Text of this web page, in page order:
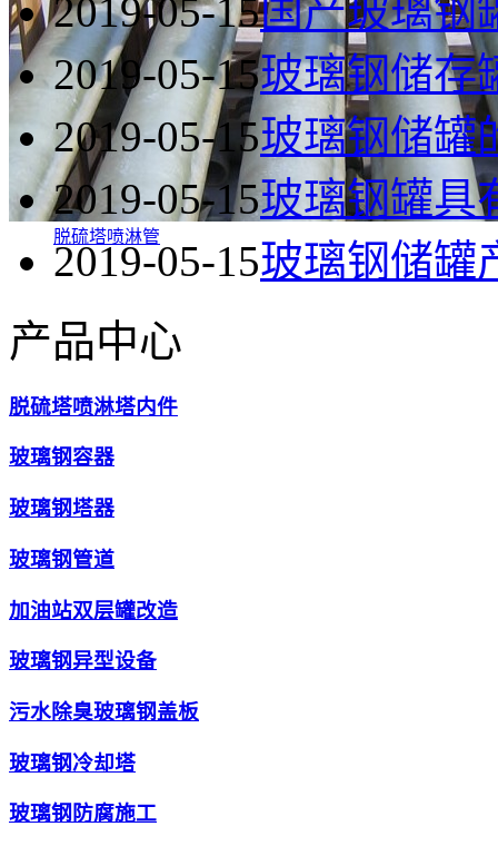
脱硫塔喷淋管
2019-05-15国产玻璃钢
2019-05-15玻璃钢储存
2019-05-15玻璃钢储罐
2019-05-15玻璃钢罐具
2019-05-15玻璃钢储罐
产品中心
脱硫塔喷淋塔内件
玻璃钢容器
玻璃钢塔器
玻璃钢管道
加油站双层罐改造
玻璃钢异型设备
污水除臭玻璃钢盖板
玻璃钢冷却塔
玻璃钢防腐施工